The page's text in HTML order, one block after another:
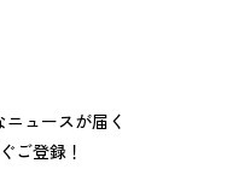
ュースが届く
ご登録！